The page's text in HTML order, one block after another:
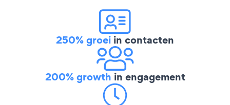
250% groei in contacten
200% growth in engagement